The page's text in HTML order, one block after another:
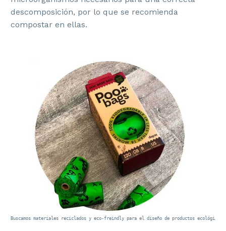
descomposición, por lo que se recomienda
compostar en ellas.
Buscamos materiales reciclados y eco-freindly para el diseño de productos ecológicos